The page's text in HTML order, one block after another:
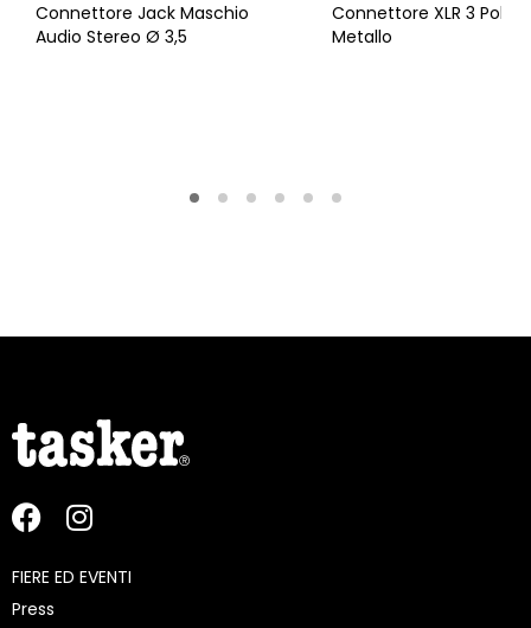
Connettore Jack Maschio
Audio Stereo Ø 3,5
Connettore XLR 3 Poli
Metallo
FIERE ED EVENTI
Press